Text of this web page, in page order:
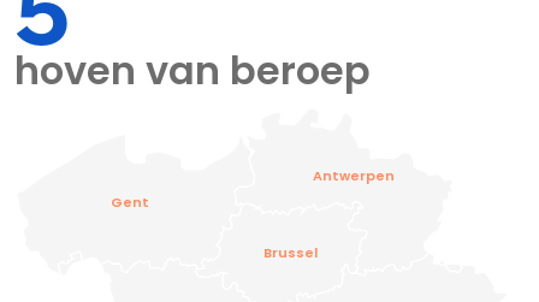
hoven van beroep
Gent
Antwerpen
Brussel